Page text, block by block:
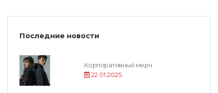
Последние новости
Корпоративный мерч
22.01.2025